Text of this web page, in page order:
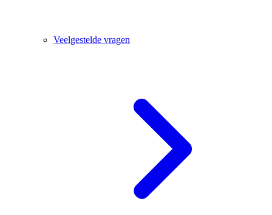
Veelgestelde vragen